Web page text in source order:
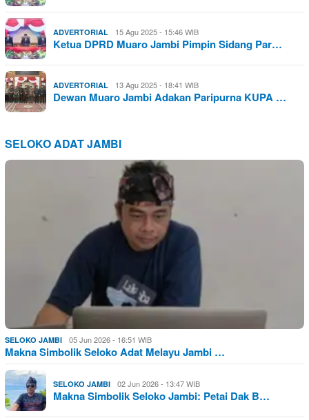
ADVERTORIAL 15 Agu 2025 - 15:46 WIB
Ketua DPRD Muaro Jambi Pimpin Sidang Par…
ADVERTORIAL 13 Agu 2025 - 18:41 WIB
Dewan Muaro Jambi Adakan Paripurna KUPA …
SELOKO ADAT JAMBI
SELOKO JAMBI 05 Jun 2026 - 16:51 WIB
Makna Simbolik Seloko Adat Melayu Jambi …
SELOKO JAMBI 02 Jun 2026 - 13:47 WIB
Makna Simbolik Seloko Jambi: Petai Dak B…